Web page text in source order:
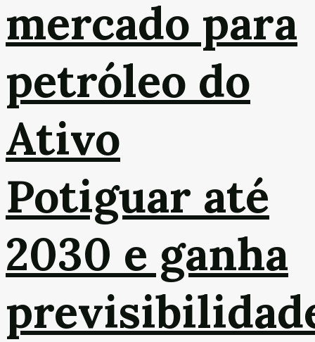
mercado para
petróleo do
Ativo
Potiguar até
2030 e ganha